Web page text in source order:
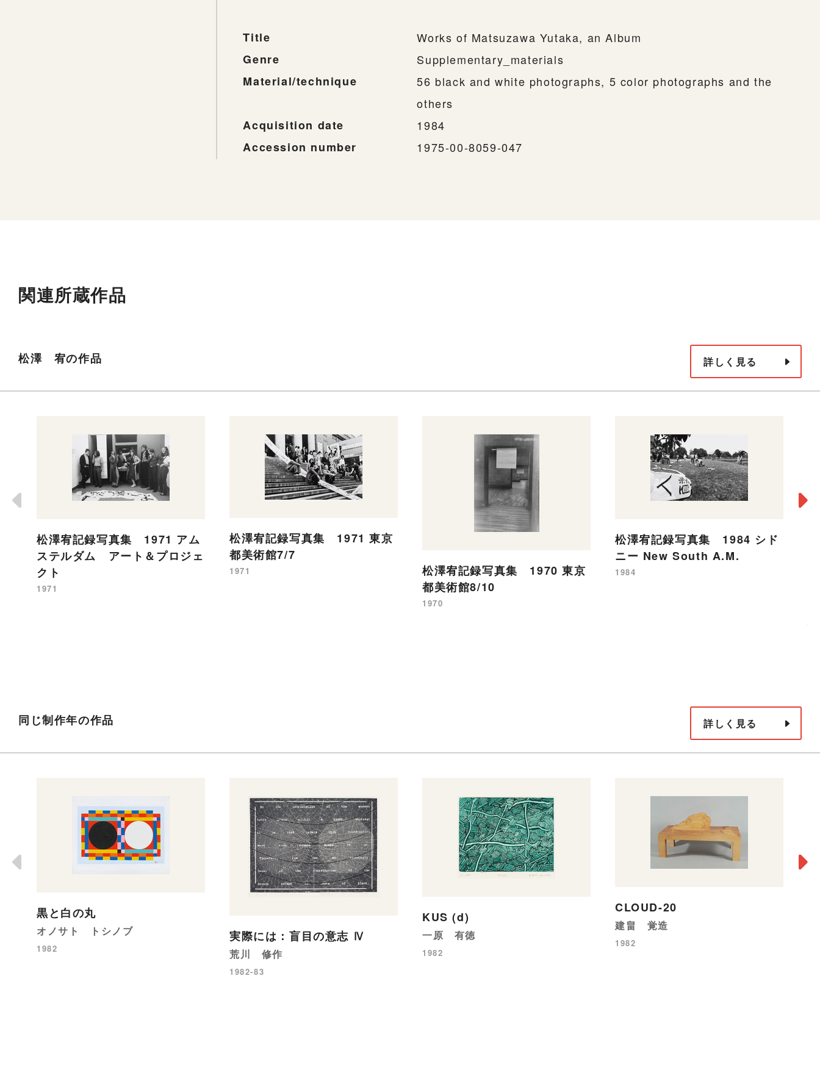
Title
Works of Matsuzawa Yutaka, an Album
Genre
Supplementary_materials
Material/technique
56 black and white photographs, 5 color photographs and the
others
Acquisition date
1984
Accession number
1975-00-8059-047
関連所蔵作品
松澤 宥の作品 詳しく見る
松澤宥記録写真集 1971 アム
ステルダム アート＆プロジェ
クト
1971
松澤宥記録写真集 1971 東京
都美術館7/7
1971
松澤宥記録写真集 1970 東京
都美術館8/10
1970
松澤宥記録写真集 1984 シド
ニー New South A.M.
1984
同じ制作年の作品 詳しく見る
黒と白の丸
オノサト トシノブ
1982
実際には：盲目の意志 Ⅳ
荒川 修作
1982-83
KUS (d)
一原 有徳
1982
CLOUD-20
建畠 覚造
1982